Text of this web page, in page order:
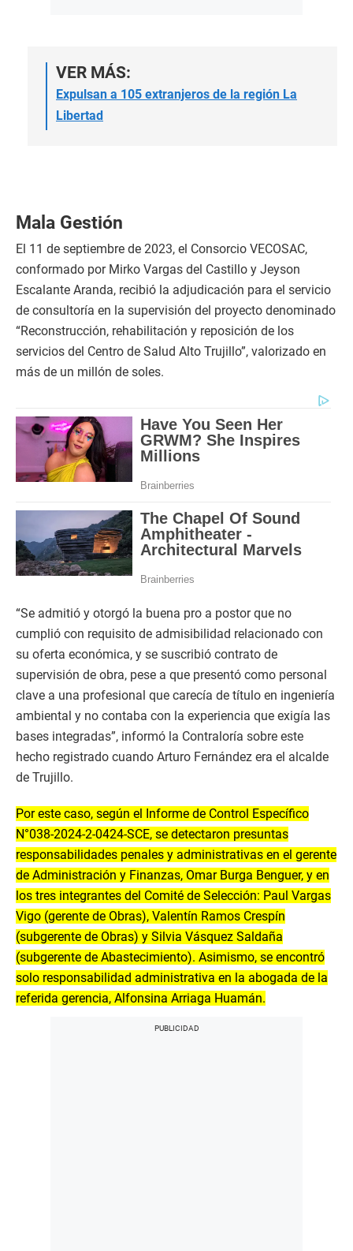
VER MÁS:
Expulsan a 105 extranjeros de la región La
Libertad
Mala Gestión
El 11 de septiembre de 2023, el Consorcio VECOSAC,
conformado por Mirko Vargas del Castillo y Jeyson
Escalante Aranda, recibió la adjudicación para el servicio
de consultoría en la supervisión del proyecto denominado
“Reconstrucción, rehabilitación y reposición de los
servicios del Centro de Salud Alto Trujillo”, valorizado en
más de un millón de soles.
“Se admitió y otorgó la buena pro a postor que no
cumplió con requisito de admisibilidad relacionado con
su oferta económica, y se suscribió contrato de
supervisión de obra, pese a que presentó como personal
clave a una profesional que carecía de título en ingeniería
ambiental y no contaba con la experiencia que exigía las
bases integradas”, informó la Contraloría sobre este
hecho registrado cuando Arturo Fernández era el alcalde
de Trujillo.
Por este caso, según el Informe de Control Específico
N°038-2024-2-0424-SCE, se detectaron presuntas
responsabilidades penales y administrativas en el gerente
de Administración y Finanzas, Omar Burga Benguer, y en
los tres integrantes del Comité de Selección: Paul Vargas
Vigo (gerente de Obras), Valentín Ramos Crespín
(subgerente de Obras) y Silvia Vásquez Saldaña
(subgerente de Abastecimiento). Asimismo, se encontró
solo responsabilidad administrativa en la abogada de la
referida gerencia, Alfonsina Arriaga Huamán.